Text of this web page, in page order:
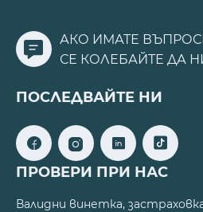
АКО ИМАТЕ
СЕ КОЛЕБАЙТЕ ДА
ПОСЛЕДВАЙТЕ НИ
ПРОВЕРИ ПРИ НАС
Валидни винетка,